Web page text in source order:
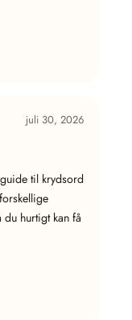
juli 30, 2026
til krydsord
du hurtigt kan få